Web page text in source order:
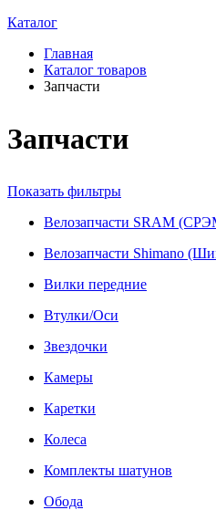
Каталог
Главная
Каталог товаров
Запчасти
Запчасти
Показать фильтры
Велозапчасти SRAM
Велозапчасти Shimano
Вилки передние
Втулки/Оси
Звездочки
Камеры
Каретки
Колеса
Комплекты шатунов
Обода